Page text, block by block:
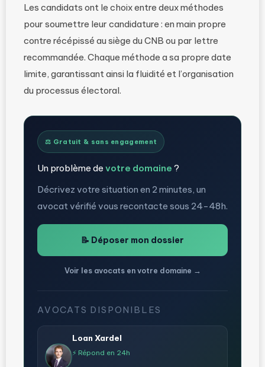
Les candidats ont le choix entre deux méthodes
pour soumettre leur candidature : en main propre
contre récépissé au siège du CNB ou par lettre
recommandée. Chaque méthode a sa propre date
limite, garantissant ainsi la fluidité et l’organisation
du processus électoral.
⚖️ Gratuit & sans engagement
Un problème de votre domaine ?
Décrivez votre situation en 2 minutes, un
avocat vérifié vous recontacte sous 24-48h.
📝 Déposer mon dossier
Voir les avocats en votre domaine →
AVOCATS DISPONIBLES
Loan Xardel
⚡ Répond en 24h